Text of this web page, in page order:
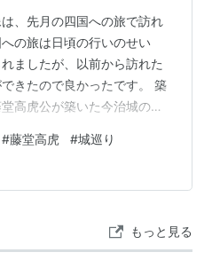
、先月の四国への旅で訪れ
の旅は日頃の行いのせい
ましたが、以前から訪れた
きたので良かったです。 築
高虎公が築いた今治城の石
た。 隣接する高知県の城巡
旅とセットで立ち寄り、愛
城を制覇したいと思います。
グ参加中歴史好きランキン
ンキング…
#藤堂高虎 #城巡り
もっと見る